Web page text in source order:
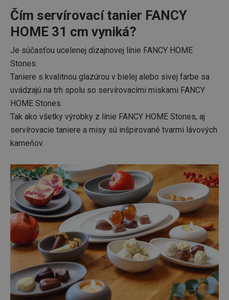
Čím servírovací tanier FANCY
HOME 31 cm vyniká?
Je súčasťou ucelenej dizajnovej línie FANCY HOME
Stones.
Taniere s kvalitnou glazúrou v bielej alebo sivej farbe sa
uvádzajú na trh spolu so servírovacími miskami FANCY
HOME Stones.
Tak ako všetky výrobky z línie FANCY HOME Stones, aj
servírovacie taniere a misy sú inšpirované tvarmi lávových
kameňov.